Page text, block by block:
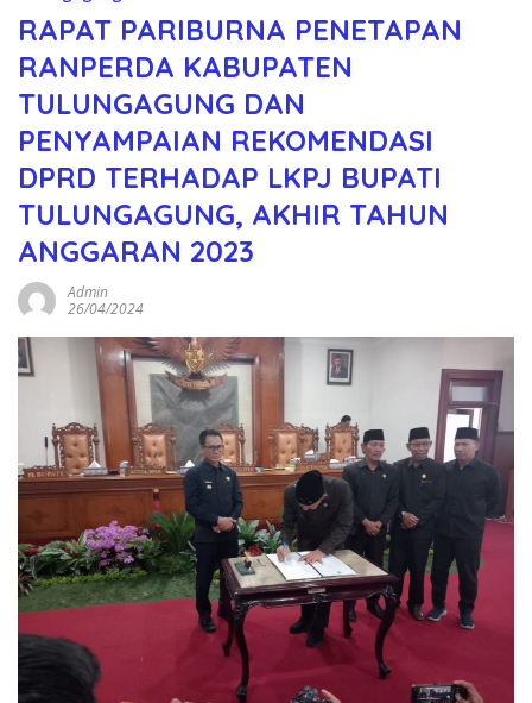
RAPAT PARIBURNA PENETAPAN
RANPERDA KABUPATEN
TULUNGAGUNG DAN
PENYAMPAIAN REKOMENDASI
DPRD TERHADAP LKPJ BUPATI
TULUNGAGUNG, AKHIR TAHUN
ANGGARAN 2023
Admin
26/04/2024